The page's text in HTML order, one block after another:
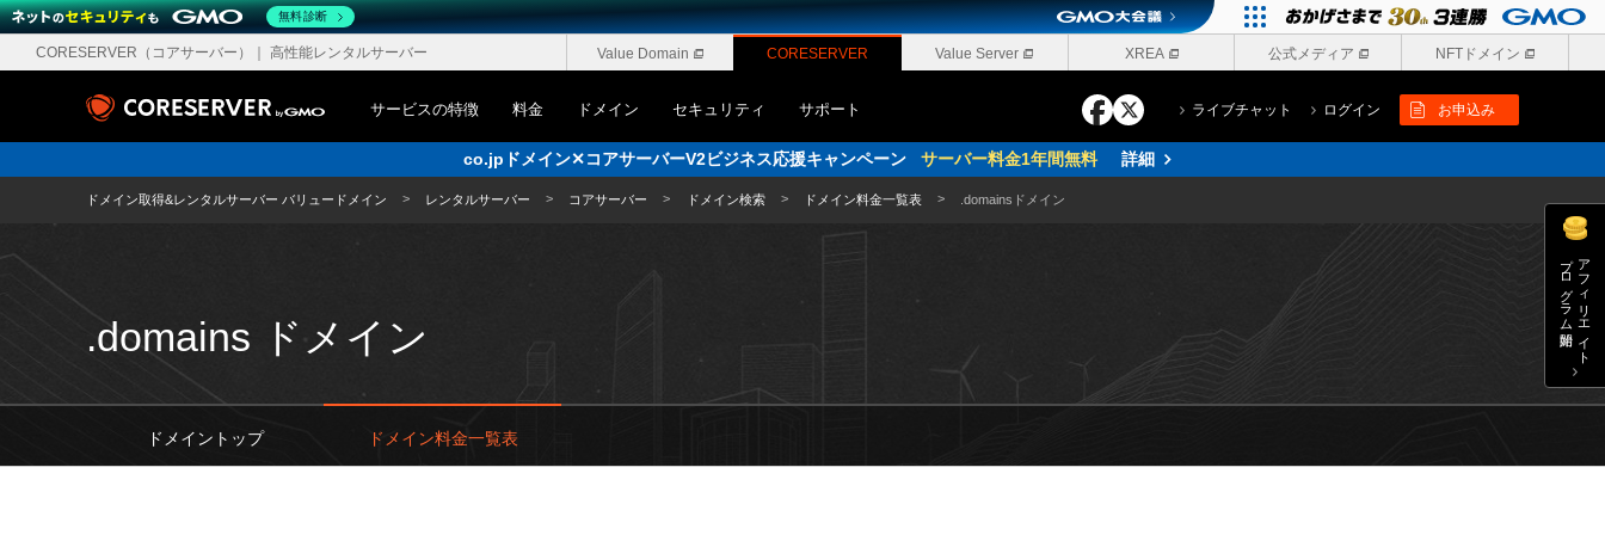
CORESERVER（コアサーバー） ｜ 高性能レンタルサーバー Value Domain CORESERVER Value Server XREA 公式メディア NFTドメイン
サービスの特徴 料金 ドメイン セキュリティ サポート ライブチャット ログイン お申込み
アフィリエイト
プログラム開始
co.jpドメイン✕コアサーバーV2ビジネス応援キャンペーン サーバー料金1年間無料 詳細
ドメイン取得&レンタルサーバー バリュードメイン レンタルサーバー コアサーバー ドメイン検索 ドメイン料金一覧表 .domainsドメイン
.domains ドメイン
ドメイントップ ドメイン料金一覧表
無料診断